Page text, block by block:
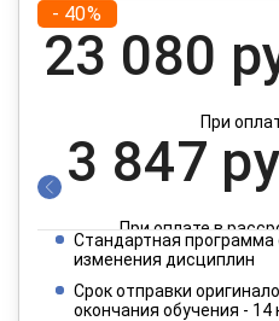
- 40%
23 080
При
3 847
При оплате в
1 924
Стандартная программа
изменения дисциплин
Срок отправки
окончания обучения -